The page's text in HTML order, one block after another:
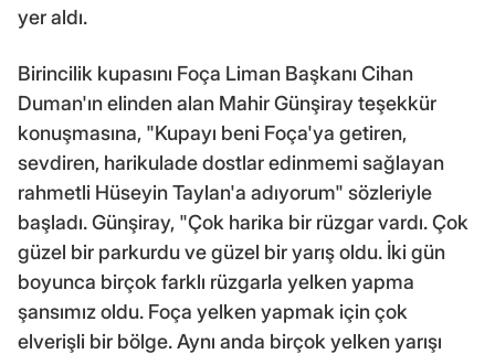
yer aldı.
Birincilik kupasını Foça Liman Başkanı Cihan
Duman'ın elinden alan Mahir Günşiray teşekkür
konuşmasına, "Kupayı beni Foça'ya getiren,
sevdiren, harikulade dostlar edinmemi sağlayan
rahmetli Hüseyin Taylan'a adıyorum" sözleriyle
başladı. Günşiray, "Çok harika bir rüzgar vardı. Çok
güzel bir parkurdu ve güzel bir yarış oldu. İki gün
boyunca birçok farklı rüzgarla yelken yapma
şansımız oldu. Foça yelken yapmak için çok
elverişli bir bölge. Aynı anda birçok yelken yarışı